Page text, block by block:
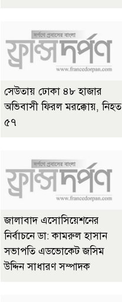
সেউতায় ঢোকা ৪৮ হাজার
অভিবাসী ফিরল মরক্কোয়, নিহত
৫৭
জালাবাদ এসোসিয়েশনের
নির্বাচনে ডা: কামরুল হাসান
সভাপতি এডভোকেট জসিম
উদ্দিন সাধারণ সম্পাদক